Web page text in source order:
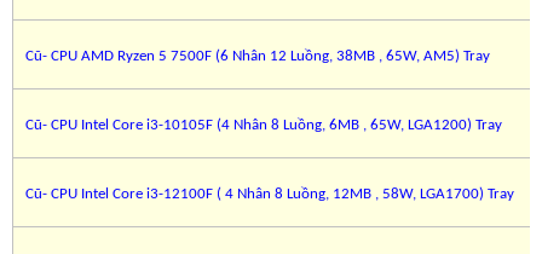
Cũ- CPU AMD Ryzen 5 7500F (6 Nhân 12 Luồng, 38MB , 65W, AM5) Tray
Cũ- CPU Intel Core i3-10105F (4 Nhân 8 Luồng, 6MB , 65W, LGA1200) Tray
Cũ- CPU Intel Core i3-12100F ( 4 Nhân 8 Luồng, 12MB , 58W, LGA1700) Tray